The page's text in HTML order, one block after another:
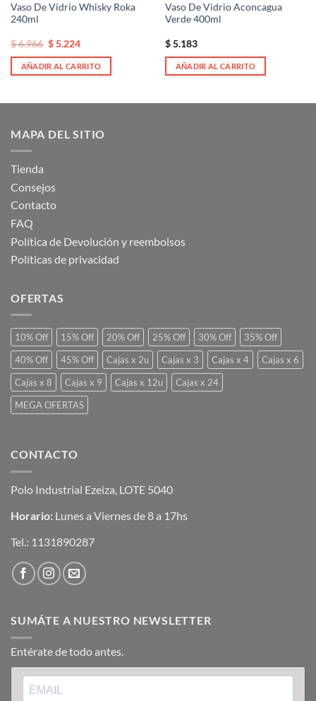
Vaso De Vidrio Whisky Roka
240ml
El
precio
original
era:
$6.966 El
actual
es:
$5.224
AÑADIR AL CARRITO
Vaso De Vidrio Aconcagua
Verde 400ml
$5.183
AÑADIR AL CARRITO
MAPA DEL SITIO
Tienda
Consejos
Contacto
FAQ
Política de Devolución y reembolsos
Políticas de privacidad
OFERTAS
10% Off 15% Off 20% Off 25% Off 30% Off
35% Off
40% Off
45% Off Cajas x 2u Cajas x 3 Cajas x 4
Cajas x 6
Cajas x 8
Cajas x 9 Cajas x 12u
Cajas x 24
MEGA OFERTAS
CONTACTO
Polo Industrial Ezeiza, LOTE 5040
Horario: Lunes a Viernes de 8 a 17hs
Tel.: 1131890287
SUMÁTE A NUESTRO NEWSLETTER
Entérate de todo antes.